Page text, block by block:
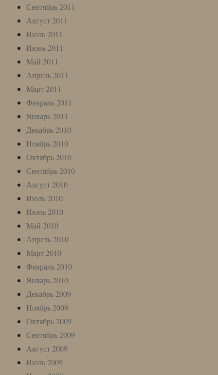
Сентябрь 2011
Август 2011
Июль 2011
Июнь 2011
Май 2011
Апрель 2011
Март 2011
Февраль 2011
Январь 2011
Декабрь 2010
Ноябрь 2010
Октябрь 2010
Сентябрь 2010
Август 2010
Июль 2010
Июнь 2010
Май 2010
Апрель 2010
Март 2010
Февраль 2010
Январь 2010
Декабрь 2009
Ноябрь 2009
Октябрь 2009
Сентябрь 2009
Август 2009
Июль 2009